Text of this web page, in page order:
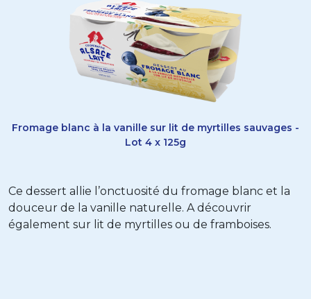
Fromage blanc à la vanille sur lit de myrtilles sauvages -
Lot 4 x 125g
Ce dessert allie l’onctuosité du fromage blanc et la
douceur de la vanille naturelle. A découvrir
également sur lit de myrtilles ou de framboises.